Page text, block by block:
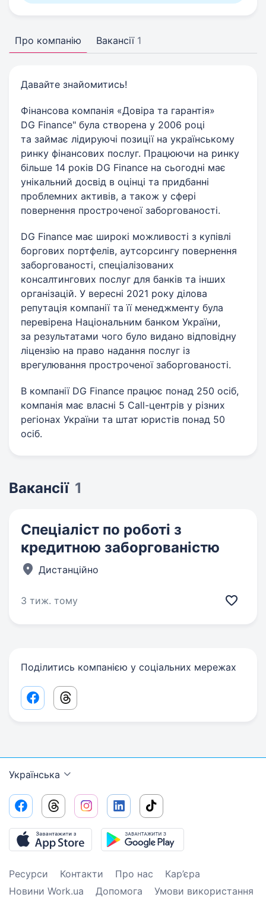
Про компанію Вакансії 1
Давайте знайомитись!
Фінансова компанія «Довіра та гарантія»
DG Finance" була створена у 2006 році
та займає лідируючі позиції на українському
ринку фінансових послуг. Працюючи на ринку
більше 14 років DG Finance на сьогодні має
унікальний досвід в оцінці та придбанні
проблемних активів, а також у сфері
повернення простроченої заборгованості.
DG Finance має широкі можливості з купівлі
боргових портфелів, аутсорсингу повернення
заборгованості, спеціалізованих
консалтингових послуг для банків та інших
організацій. У вересні 2021 року ділова
репутація компанії та її менеджменту була
перевірена Національним банком України,
за результатами чого було видано відповідну
ліцензію на право надання послуг із
врегулювання простроченої заборгованості.
В компанії DG Finance працює понад 250 осіб,
компанія має власні 5 Call-центрів у різних
регіонах України та штат юристів понад 50
осіб.
Вакансії 1
Спеціаліст по роботі з
кредитною заборгованістю
Дистанційно
3 тиж. тому
Поділитись компанією у соціальних мережах
Facebook share link
Threads share link
Українська
Ресурси Контакти Про нас
Кар’єра
Новини Work.ua
Допомога Умови використання